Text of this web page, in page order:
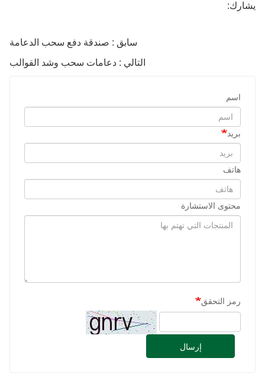
يشارك:
سابق : صندقة دفع سحب الدعامة
التالي : دعامات سحب وشد القوالب
اسم
بريد
هاتف
محتوى الاستشارة
رمز التحقق
إرسال